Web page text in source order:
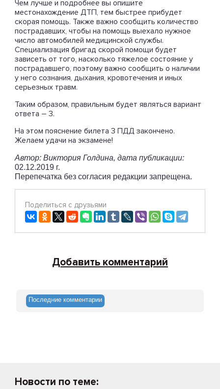
Чем лучше и подробнее вы опишите
местонахождение ДТП, тем быстрее прибудет
скорая помощь. Также важно сообщить количество
пострадавших, чтобы на помощь выехало нужное
число автомобилей медицинской службы.
Специализация бригад скорой помощи будет
зависеть от того, насколько тяжелое состояние у
пострадавшего, поэтому важно сообщить о наличии
у него сознания, дыхания, кровотечения и иных
серьезных травм.
Таким образом, правильным будет являться вариант
ответа – 3.
На этом пояснение билета 3 ПДД закончено.
Желаем удачи на экзамене!
Автор: Виктория Голдина, дата публикации:
02.12.2019 г.
Перепечатка без согласия редакции запрещена.
Поделиться с друзьями
Добавить комментарий
Последние комментарии
Новости по теме: